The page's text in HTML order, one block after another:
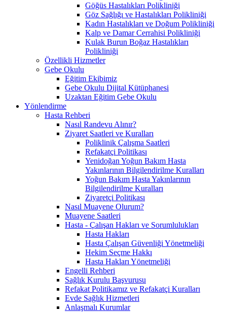
Göğüs Hastalıkları Polikliniği
Göz Sağlığı ve Hastalıkları Polikliniği
Kadın Hastalıkları ve Doğum Polikliniği
Kalp ve Damar Cerrahisi Polikliniği
Kulak Burun Boğaz Hastalıkları
Polikliniği
Özellikli Hizmetler
Gebe Okulu
Eğitim Ekibimiz
Gebe Okulu Dijital Kütüphanesi
Uzaktan Eğitim Gebe Okulu
Yönlendirme
Hasta Rehberi
Nasıl Randevu Alınır?
Ziyaret Saatleri ve Kuralları
Poliklinik Çalışma Saatleri
Refakatçi Politikası
Yenidoğan Yoğun Bakım Hasta
Yakınlarının Bilgilendirilme Kuralları
Yoğun Bakım Hasta Yakınlarının
Bilgilendirilme Kuralları
Ziyaretçi Politikası
Nasıl Muayene Olurum?
Muayene Saatleri
Hasta - Çalışan Hakları ve Sorumlulukları
Hasta Hakları
Hasta Çalışan Güvenliği Yönetmeliği
Hekim Seçme Hakkı
Hasta Hakları Yönetmeliği
Engelli Rehberi
Sağlık Kurulu Başvurusu
Refakat Politikamız ve Refakatçi Kuralları
Evde Sağlık Hizmetleri
Anlaşmalı Kurumlar